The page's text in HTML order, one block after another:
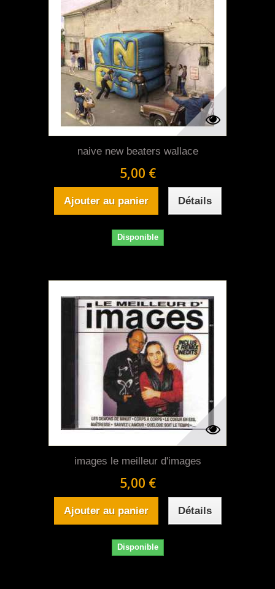
naive new beaters wallace
5,00 €
Ajouter au panier Détails
Disponible
images le meilleur d'images
5,00 €
Ajouter au panier Détails
Disponible